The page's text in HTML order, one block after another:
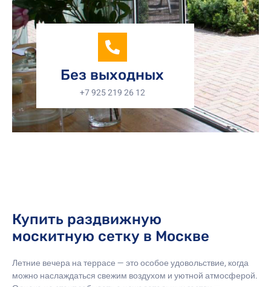
Без выходных
+7 925 219 26 12
Купить раздвижную
москитную сетку в Москве
Летние вечера на террасе — это особое удовольствие, когда
можно наслаждаться свежим воздухом и уютной атмосферой.